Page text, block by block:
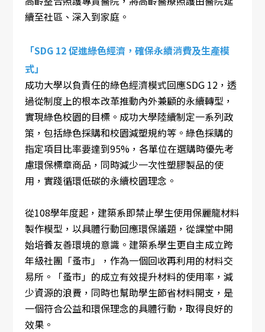
續至社區、深入到家庭。
「SDG 12 促進綠色經濟，確保永續消費及生產模
式」
成功大學以負責任的綠色經濟模式回應SDG 12，透
過從制度上的根本改革推動內外兼顧的永續轉型，
實現綠色校園的目標。成功大學陸續制定一系列政
策，包括綠色採購和校園減塑規約等。綠色採購的
指定項目比率要達到95%，各單位在選購時優先考
慮環保標章商品，同時減少一次性塑膠製品的使
用，實踐循環低碳的永續校園理念。
從108學年度起，建築系即禁止學生使用保麗龍材料
製作模型，以具體行動回應環保議題，從課堂中開
始培養友善環境的意識。建築系學生更自主成立跨
年級社團「蚤市」，作為一個回收再利用的材料交
易所。「蚤市」的成立有效提升材料的使用率，減
少資源的浪費，同時也幫助學生節省材料開支，是
一個符合公益和環保理念的具體行動，取得良好的
效果。